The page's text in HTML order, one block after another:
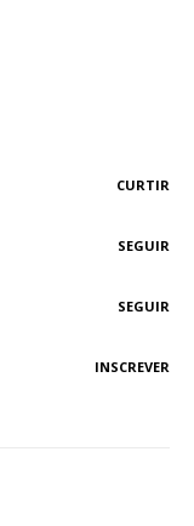
CURTIR
SEGUIR
SEGUIR
INSCREVER